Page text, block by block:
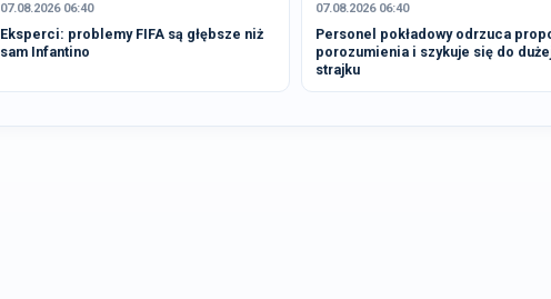
07.08.2026 06:40
Eksperci: problemy FIFA są głębsze niż
sam Infantino
07.08.2026 06:40
Personel pokładowy odrzuca
porozumienia i szykuje się do
strajku